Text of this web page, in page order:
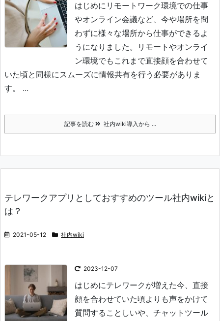
はじめに リモートワーク環境での仕事
やオンライン会議など、今や場所を問
わずに様々な場所から仕事ができるよ
うになりました。
リモートやオンライ
ン環境でもこれまで直接顔を合わせて
いた頃と同様にスムーズに情報共有を行う必要がありま
す。 ...
記事を読む 社内wiki導入から ...
テレワークアプリとしておすすめのツール社内wikiと
は？
2021-05-12 社内wiki
2023-12-07
はじめにテレワークが増えた今、直接
顔を合わせていた頃よりも声をかけて
質問することしいや、チャットツール